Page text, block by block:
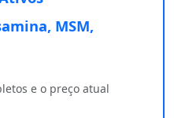
MSM,
e o preço atual